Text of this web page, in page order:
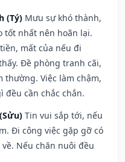
(Tý) Mưu sự khó thành,
tốt nhất nên hoãn lại.
mất của nếu đi
Đề phòng tranh cãi,
thường. Việc làm chậm,
đều cần chắc chắn.
Tin vui sắp tới, nếu
Đi công việc gặp gỡ có
Nếu chăn nuôi đều